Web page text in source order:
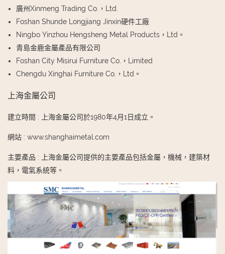
廣州Xinmeng Trading Co.，Ltd.
Foshan Shunde Longjiang Jinxin硬件工廠
Ningbo Yinzhou Hengsheng Metal Products，Ltd。
青島金鹿金屬產品有限公司
Foshan City Misirui Furniture Co.，Limited
Chengdu Xinghai Furniture Co.，Ltd。
上海金屬公司
建立時間 : 上海金屬公司於1980年4月1日成立。
網站 : www.shanghaimetal.com
主要產品 :
上海金屬公司提供的主要產品包括金屬，機械，建築材
料，電氣系統等。